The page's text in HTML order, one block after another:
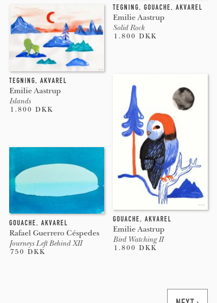
TEGNING, AKVAREL
Emilie Aastrup
Islands
1.800 DKK
GOUACHE, AKVAREL
Rafael Guerrero Céspedes
Journeys Left Behind XII
750 DKK
TEGNING, GOUACHE, AKVAREL
Emilie Aastrup
Solid Rock
1.800 DKK
GOUACHE, AKVAREL
Emilie Aastrup
Bird Watching II
1.800 DKK